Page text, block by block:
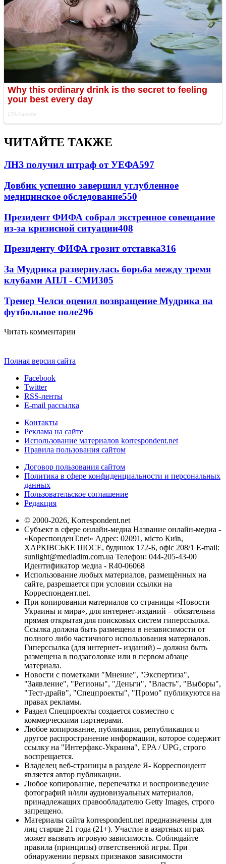
ЧИТАЙТЕ ТАКЖЕ
ЛНЗ получил штраф от УЕФА597
Довбик успешно завершил углубленное
медицинское обследование550
Президент ФИФА собрал экстренное совещание
из-за кризисной ситуации408
Президенту ФИФА грозит отставка316
За Мудрика развернулась борьба между тремя
клубами АПЛ - СМИ305
Тренер Челси оценил возвращение Мудрика на
футбольное поле296
Читать комментарии
Полная версия сайта
Facebook
Twitter
RSS-ленты
E-mail рассылка
Контакты
Реклама на сайте
Использование материалов korrespondent.net
Правила пользования сайтом
Договор пользования сайтом
Политика в сфере конфиденциальности и персональных
данных
Пользовательское соглашение
Редакция
© 2000-2026, Korrespondent.net
Субъект в сфере онлайн-медиа Название онлайн-медиа -
«КореспонденТ.net» Адрес: 02091, місто Київ,
ХАРКІВСЬКЕ ШОСЕ, будинок 172-Б, офіс 208/1 E-mail:
sunlight@mediadim.com.ua Телефон: 044-205-43-00
Идентификатор медиа - R40-06068
Использование любых материалов, размещённых на
сайте, разрешается при условии ссылки на
Корреспондент.net.
При копировании материалов со страницы «Новости
Украины и мира», для интернет-изданий – обязательна
прямая открытая для поисковых систем гиперссылка.
Ссылка должна быть размещена в независимости от
полного либо частичного использования материалов.
Гиперссылка (для интернет- изданий) – должна быть
размещена в подзаголовке или в первом абзаце
материала.
Новости с пометками "Мнение", "Экспертиза",
"Заявление", "Регионы", "Деньги", "Власть", "Выборы",
"Тест-драйв", "Спецпроекты", "Промо" публикуются на
правах рекламы.
Раздел Спецпроекты создается совместно с
коммерческими партнерами.
Любое копирование, публикация, републикация и
другое распространение информации, которое содержит
ссылку на "Интерфакс-Украина", EPA / UPG, строго
воспрещается.
Владелец веб-страницы в разделе Я- Корреспондент
является автор публикации.
Любое копирование, перепечатка и воспроизведение
фотографий и/или аудиовизуальных материалов,
принадлежащих правообладателю Getty Images, строго
запрещено.
Материалы сайта korrespondent.net предназначены для
лиц старше 21 года (21+). Участие в азартных играх
может вызвать игровую зависимость. Соблюдайте
правила (принципы) ответственной игры. При
обнаружении первых признаков зависимости